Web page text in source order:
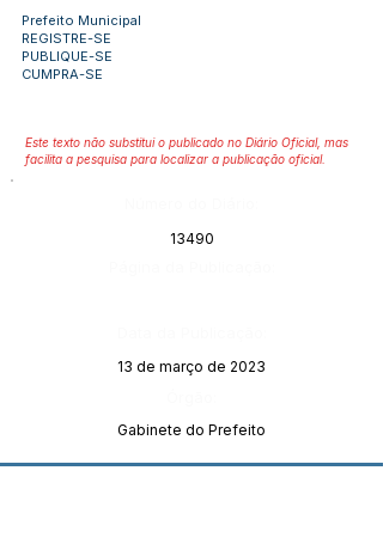
Prefeito Municipal
REGISTRE-SE
PUBLIQUE-SE
CUMPRA-SE
Este texto não substitui o publicado no Diário Oficial, mas
facilita a pesquisa para localizar a publicação oficial.
13490
13 de março de 2023
Gabinete do Prefeito